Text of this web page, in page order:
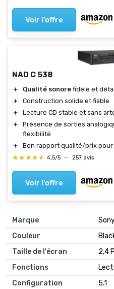
Voir l'offre
NAD C 538
＋ Qualité sonore fidèle et
＋
Construction solide et fiable
＋
Lecture CD stable et sans
＋
Présence de sorties
flexibilité
＋
Bon rapport qualité/prix pour
★★★★★
★★★★★ 4,5/5 — 257 avis
Voir l'offre
Marque
Couleur
Taille de l'écran
‎2,4
Fonctions
Configuration
‎5.1